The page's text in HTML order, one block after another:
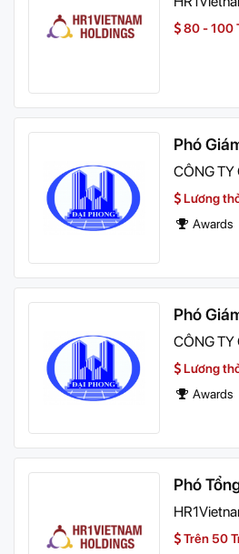
80 - 100
Phó
CÔNG TY
Lương
Awards
Phó
CÔNG TY
Lương
Awards
Phó
Trên 50